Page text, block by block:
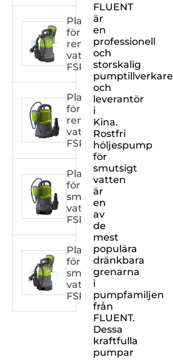
Plasthuspump
för
rent
vatten
FSPXXX32C
Plasthuspump
för
rent
vatten
FSPXXX31C
Plasthuspump
för
smutsigt
vatten
FSPXXX31DW
Plasthuspump
för
smutsigt
vatten
FSPXXX32DW
FLUENT
är
en
professionell
och
storskalig
pumptillverkare
och
leverantör
i
Kina.
Rostfri
höljespump
för
smutsigt
vatten
är
en
av
de
mest
populära
dränkbara
grenarna
i
pumpfamiljen
från
FLUENT.
Dessa
kraftfulla
pumpar